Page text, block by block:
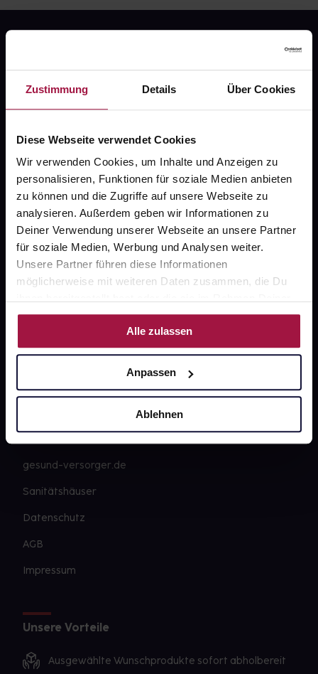
Zustimmung Details Über Cookies
Diese Webseite verwendet Cookies
Wir verwenden Cookies, um Inhalte und Anzeigen zu
personalisieren, Funktionen für soziale Medien anbieten
zu können und die Zugriffe auf unsere Webseite zu
analysieren. Außerdem geben wir Informationen zu
Deiner Verwendung unserer Webseite an unsere Partner
für soziale Medien, Werbung und Analysen weiter.
Unsere Partner führen diese Informationen
möglicherweise mit weiteren Daten zusammen, die Du
Nutzung der Dienste gesammelt haben.
Alle zulassen
Anpassen
Ablehnen
Kontakt
FAQ
Widerrufsformular
gesund.de
Karriere
Newsletter
Barrierefreiheitserklärung
gesund-versorger.de
Sanitätshäuser
Datenschutz
AGB
Impressum
Unsere Vorteile
Ausgewählte Wunschprodukte sofort abholbereit